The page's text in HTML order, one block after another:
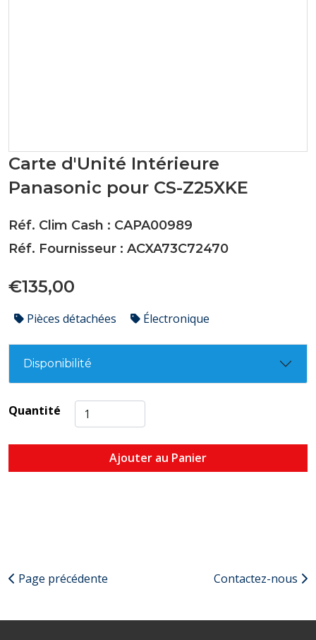
Carte d'Unité Intérieure
Panasonic pour CS-Z25XKE
Réf. Clim Cash : CAPA00989
Réf. Fournisseur : ACXA73C72470
€135,00
Pièces détachées Électronique
Disponibilité
Quantité
Ajouter au Panier
Page précédente Contactez-nous